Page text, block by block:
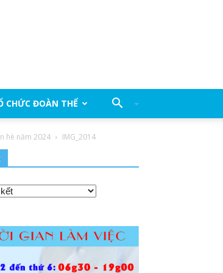
CHỨC ĐOÀN THỂ
hè năm 2024 IMG_2014